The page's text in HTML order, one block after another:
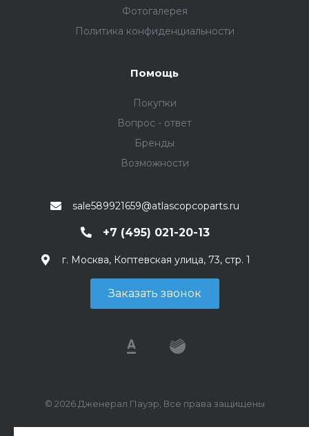
Фотогалерея
Политика конфиденциальности
Помощь
Покупки
Вопрос - ответ
Бренды
Возможности
sale589921659@atlascopcoparts.ru
+7 (495) 021-20-13
г. Москва, Коптевская улица, 73, стр. 1
Заказать звонок
© 2026 Дженерал Пауэр, Все права защищены